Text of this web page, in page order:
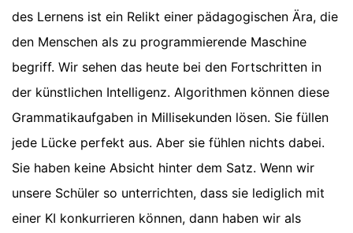
des Lernens ist ein Relikt einer pädagogischen Ära, die
den Menschen als zu programmierende Maschine
begriff. Wir sehen das heute bei den Fortschritten in
der künstlichen Intelligenz. Algorithmen können diese
Grammatikaufgaben in Millisekunden lösen. Sie füllen
jede Lücke perfekt aus. Aber sie fühlen nichts dabei.
Sie haben keine Absicht hinter dem Satz. Wenn wir
unsere Schüler so unterrichten, dass sie lediglich mit
einer KI konkurrieren können, dann haben wir als